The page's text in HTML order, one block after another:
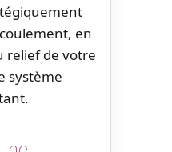
en
relief de votre
système